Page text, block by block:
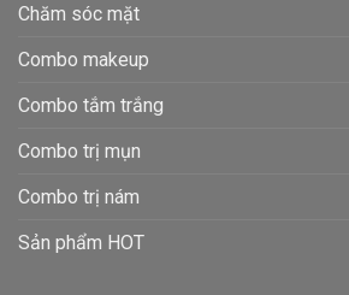
Chăm sóc mặt
Combo makeup
Combo tắm trắng
Combo trị mụn
Combo trị nám
Sản phẩm HOT